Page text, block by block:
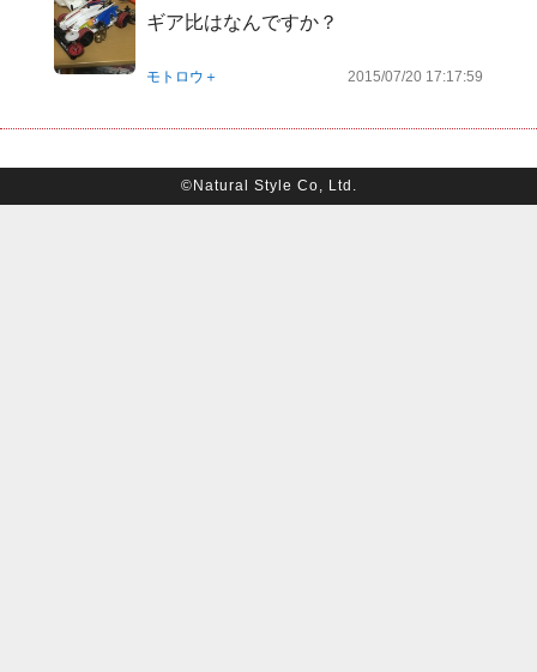
ギア比はなんですか？
モトロウ＋ 2015/07/20 17:17:59
©Natural Style Co, Ltd.